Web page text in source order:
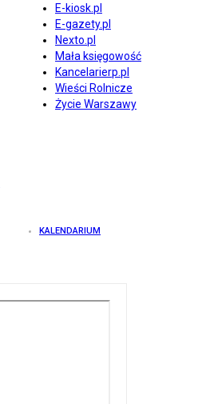
E-kiosk.pl
E-gazety.pl
Nexto.pl
Mała księgowość
Kancelarierp.pl
Wieści Rolnicze
Życie Warszawy
KALENDARIUM